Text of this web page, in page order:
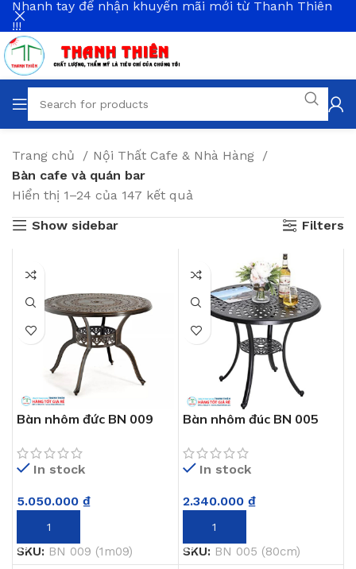
Trang chủ
Nội Thất Cafe & Nhà Hàng
Bàn cafe và quán bar
Hiển thị 1–24 của 147 kết quả
Show sidebar
Filters
Bàn nhôm đức BN 009
In stock
5.050.000 ₫
THÊM VÀO GIỎ HÀNG
SKU: BN 009 (1m09)
Bàn nhôm đúc BN 005
In stock
2.340.000 ₫
THÊM VÀO GIỎ HÀNG
SKU: BN 005 (80cm)
Nhanh tay để nhận khuyến mãi mới từ Thanh Thiên
!!!